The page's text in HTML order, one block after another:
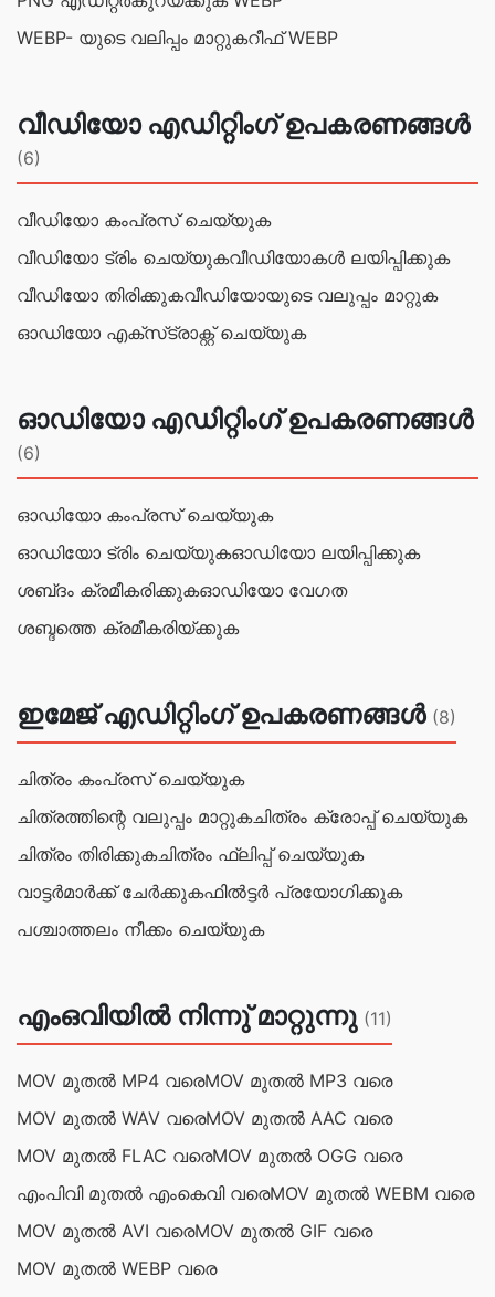
WEBP- യുടെ വലിപ്പം മാറ്റുകറീഫ് WEBP
വീഡിയോ എഡിറ്റിംഗ് ഉപകരണങ്ങൾ
(6)
വീഡിയോ കംപ്രസ് ചെയ്യുക
വീഡിയോ ട്രിം ചെയ്യുകവീഡിയോകൾ ലയിപ്പിക്കുക
വീഡിയോ തിരിക്കുകവീഡിയോയുടെ വലുപ്പം മാറ്റുക
ഓഡിയോ എക്‌സ്‌ട്രാക്റ്റ് ചെയ്യുക
ഓഡിയോ എഡിറ്റിംഗ് ഉപകരണങ്ങൾ
(6)
ഓഡിയോ കംപ്രസ് ചെയ്യുക
ഓഡിയോ ട്രിം ചെയ്യുകഓഡിയോ ലയിപ്പിക്കുക
ശബ്‌ദം ക്രമീകരിക്കുകഓഡിയോ വേഗത
ശബ്ദത്തെ ക്രമീകരിയ്ക്കുക
ഇമേജ് എഡിറ്റിംഗ് ഉപകരണങ്ങൾ (8)
ചിത്രം കംപ്രസ് ചെയ്യുക
ചിത്രത്തിന്റെ വലുപ്പം മാറ്റുകചിത്രം ക്രോപ്പ് ചെയ്യുക
ചിത്രം തിരിക്കുകചിത്രം ഫ്ലിപ്പ് ചെയ്യുക
വാട്ടർമാർക്ക് ചേർക്കുകഫിൽട്ടർ പ്രയോഗിക്കുക
പശ്ചാത്തലം നീക്കം ചെയ്യുക
എംഒവിയില്‍ നിന്നു് മാറ്റുന്നു (11)
MOV മുതൽ MP4 വരെMOV മുതൽ MP3 വരെ
MOV മുതൽ WAV വരെMOV മുതൽ AAC വരെ
MOV മുതൽ FLAC വരെMOV മുതൽ OGG വരെ
എം‌പി‌വി മുതൽ എം‌കെ‌വി വരെMOV മുതൽ WEBM വരെ
MOV മുതൽ AVI വരെMOV മുതൽ GIF വരെ
MOV മുതൽ WEBP വരെ